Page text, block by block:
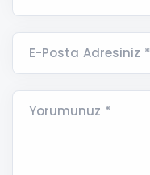
E-Posta Adresiniz *
Yorumunuz *